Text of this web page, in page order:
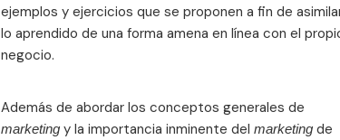
ejemplos y ejercicios que se proponen a fin de
lo aprendido de una forma amena en línea con el
negocio.
Además de abordar los conceptos generales de
marketing y la importancia inminente del marketing de